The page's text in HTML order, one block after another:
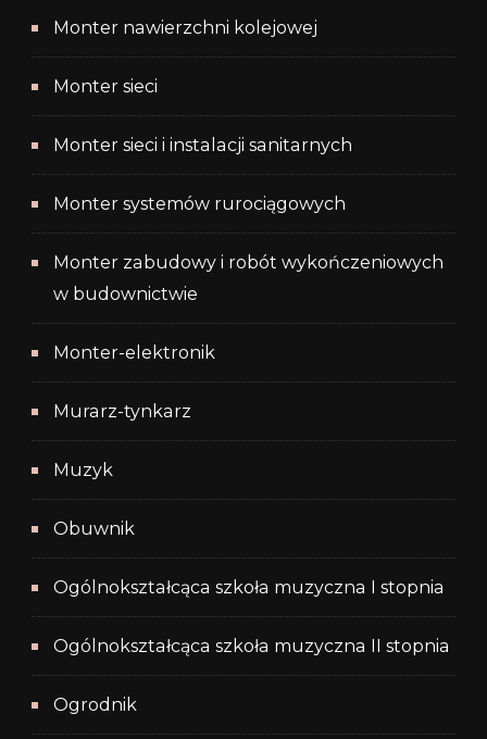
Monter nawierzchni kolejowej
Monter sieci
Monter sieci i instalacji sanitarnych
Monter systemów rurociągowych
Monter zabudowy i robót wykończeniowych
w budownictwie
Monter-elektronik
Murarz-tynkarz
Muzyk
Obuwnik
Ogólnokształcąca szkoła muzyczna I stopnia
Ogólnokształcąca szkoła muzyczna II stopnia
Ogrodnik